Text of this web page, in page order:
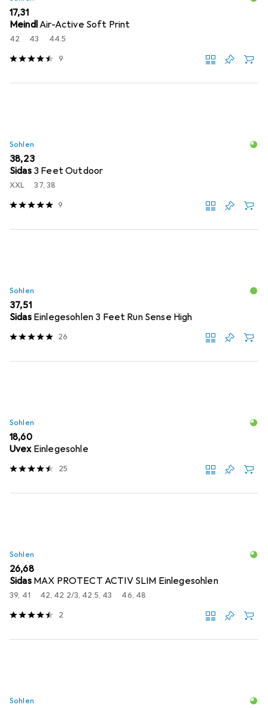
EUR
17,31
MeindlAir-Active Soft Print
42 43 44.5
9
Sohlen
EUR
38,23
Sidas 3 Feet Outdoor
XXL 37, 38
9
Sohlen
EUR
37,51
Sidas Einlegesohlen 3 Feet Run Sense High
26
Sohlen
EUR
18,60
Uvex Einlegesohle
25
Sohlen
EUR
26,68
Sidas MAX PROTECT ACTIV SLIM Einlegesohlen
39, 41 42, 42 2/3, 42.5, 43 46, 48
2
Sohlen